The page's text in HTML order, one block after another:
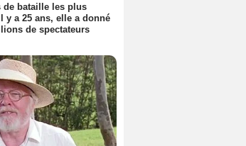
de bataille les plus
y a 25 ans, elle a donné
de spectateurs